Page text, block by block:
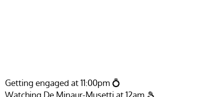
Getting engaged at 11:00pm 💍